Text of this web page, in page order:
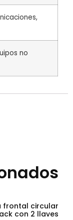
no
frontal circular
con 2 llaves